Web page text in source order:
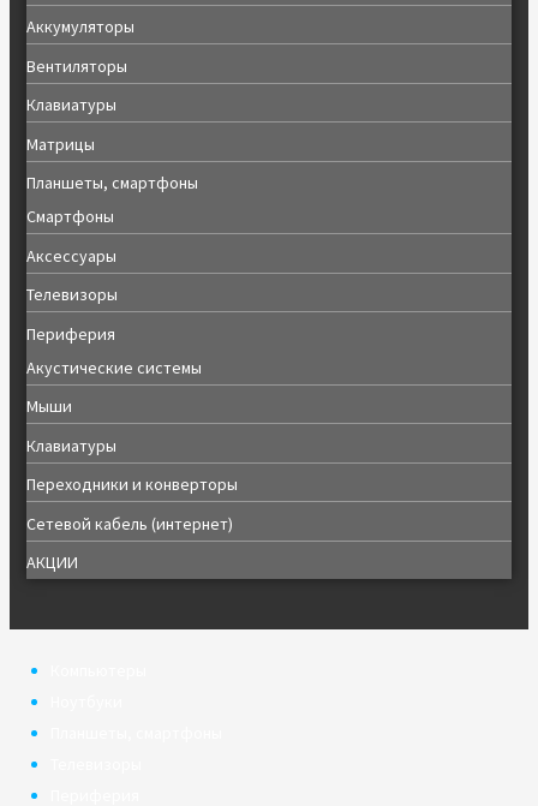
Аккумуляторы
Вентиляторы
Клавиатуры
Матрицы
Планшеты, смартфоны
Смартфоны
Аксессуары
Телевизоры
Периферия
Акустические системы
Мыши
Клавиатуры
Переходники и конверторы
Сетевой кабель (интернет)
АКЦИИ